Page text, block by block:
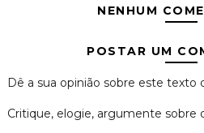
NENHUM
POSTAR UM
Dê a sua opinião sobre este texto
Critique, elogie, argumente sobre